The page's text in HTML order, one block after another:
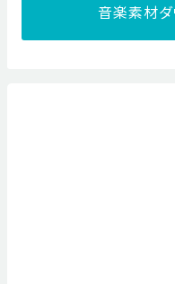
音楽素材